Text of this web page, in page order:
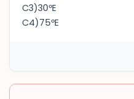
C3)30ºE
C4)75ºE